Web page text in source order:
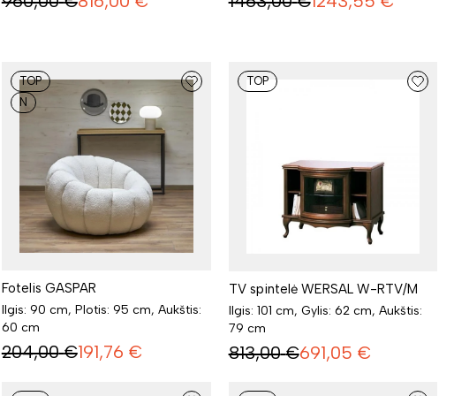
TOP
N
Fotelis GASPAR
Ilgis: 90 cm, Plotis: 95 cm, Aukštis:
60 cm
204,00 €191,76 €
TOP
TV spintelė WERSAL W-RTV/M
Ilgis: 101 cm, Gylis: 62 cm, Aukštis:
79 cm
813,00 €691,05 €